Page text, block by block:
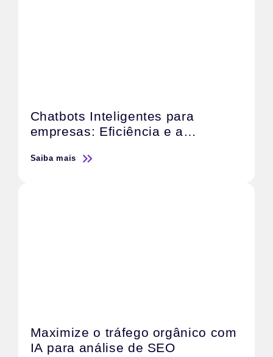
Chatbots Inteligentes para
empresas: Eficiência e a
Saiba mais
Maximize o tráfego orgânico com
IA para análise de SEO